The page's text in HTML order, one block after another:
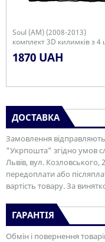
Soul (AM) (2008-2013)
комплект 3D килимків з 4
1870 UAH
ДОСТАВКА
Замовлення
"Укрпошта” згідно умов
Львів, вул.
передоплати або
вартість товару. За
ГАРАНТІЯ
Обмін і повернення